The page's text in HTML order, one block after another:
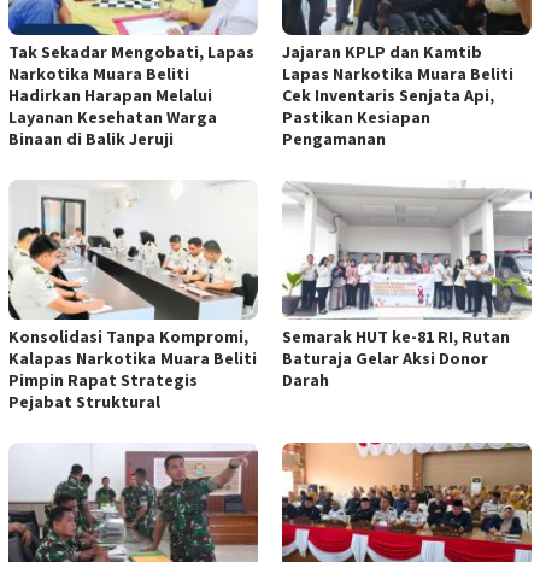
Tak Sekadar Mengobati, Lapas
Narkotika Muara Beliti
Hadirkan Harapan Melalui
Layanan Kesehatan Warga
Binaan di Balik Jeruji
Jajaran KPLP dan Kamtib
Lapas Narkotika Muara Beliti
Cek Inventaris Senjata Api,
Pastikan Kesiapan
Pengamanan
Konsolidasi Tanpa Kompromi,
Kalapas Narkotika Muara Beliti
Pimpin Rapat Strategis
Pejabat Struktural
Semarak HUT ke-81 RI, Rutan
Baturaja Gelar Aksi Donor
Darah